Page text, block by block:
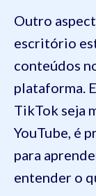
Outro
escritório
conteúdos
plataforma.
TikTok seja
YouTube, é
para
entender o